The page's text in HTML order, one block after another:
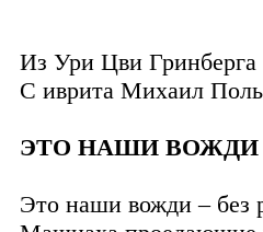
Из Ури Цви Гринберга
С иврита Михаил
ЭТО НАШИ ВОЖДИ
Это наши вожди – без